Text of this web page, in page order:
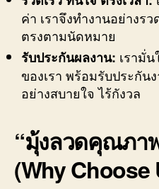
ค่า เราจึงทำงานอย่างร
ตรงตามนัดหมาย
รับประกันผลงาน: เรามั่
ของเรา พร้อมรับประกัน
อย่างสบายใจ ไร้กังวล
“มุ้งลวดคุณภา
(Why Choose